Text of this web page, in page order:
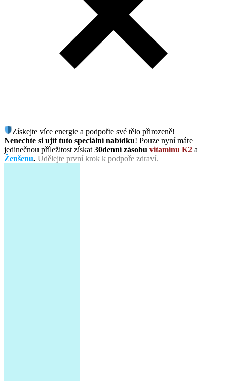
Získejte více energie a podpořte své tělo přirozeně!
Nenechte si ujít tuto speciální nabídku! Pouze nyní máte
jedinečnou příležitost získat 30denní zásobu vitamínu K2 a
Ženšenu. Udělejte první krok k podpoře zdraví.